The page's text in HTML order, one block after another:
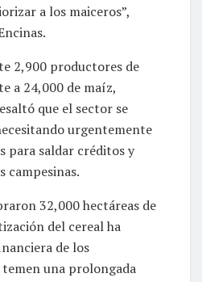
a los maiceros”,
2,900 productores de
a 24,000 de maíz,
que el sector se
urgentemente
para saldar créditos y
campesinas.
32,000 hectáreas de
del cereal ha
de los
una prolongada